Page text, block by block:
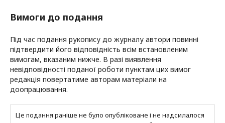
Вимоги до подання
Під час подання рукопису до журналу автори повинні
підтвердити його відповідність всім встановленим
вимогам, вказаним нижче. В разі виявлення
невідповідності поданої роботи пунктам цих вимог
редакція повертатиме авторам матеріали на
доопрацювання.
Це подання раніше не було опубліковане і не надсилалося